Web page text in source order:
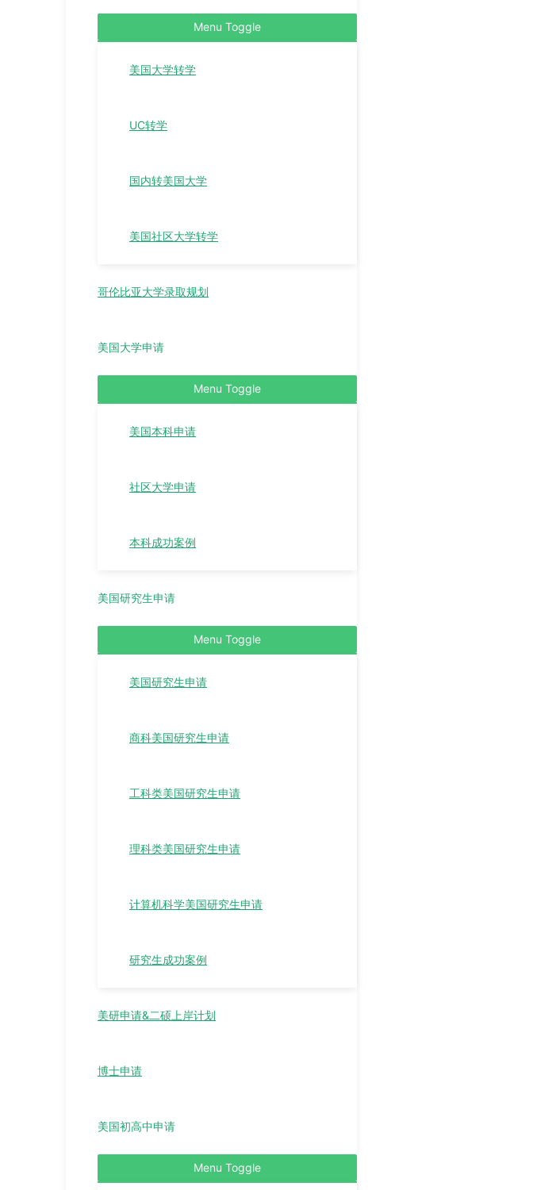
Menu Toggle
美国大学转学
UC转学
国内转美国大学
美国社区大学转学
哥伦比亚大学录取规划
美国大学申请
Menu Toggle
美国本科申请
社区大学申请
本科成功案例
美国研究生申请
Menu Toggle
美国研究生申请
商科美国研究生申请
工科类美国研究生申请
理科类美国研究生申请
计算机科学美国研究生申请
研究生成功案例
美研申请&二硕上岸计划
博士申请
美国初高中申请
Menu Toggle